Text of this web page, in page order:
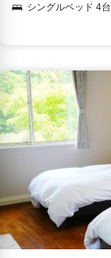
シングルベッド 4台